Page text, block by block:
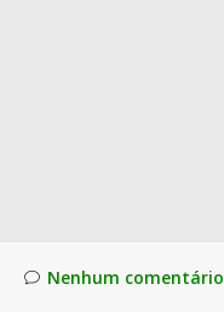
Nenhum comentário